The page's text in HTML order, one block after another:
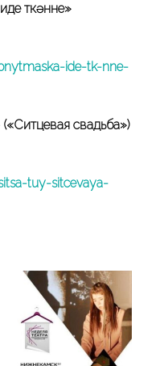
үткәнне»
ide-tk-nne-
свадьба»)
tuy-sitcevaya-